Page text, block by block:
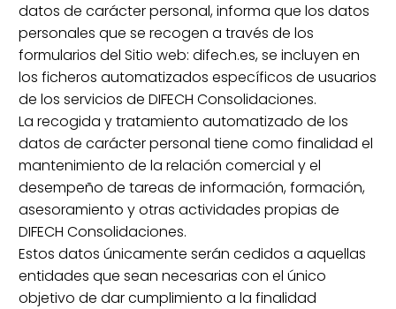
datos de carácter personal, informa que los datos
personales que se recogen a través de los
formularios del Sitio web: difech.es, se incluyen en
los ficheros automatizados específicos de usuarios
de los servicios de DIFECH Consolidaciones.
La recogida y tratamiento automatizado de los
datos de carácter personal tiene como finalidad el
mantenimiento de la relación comercial y el
desempeño de tareas de información, formación,
asesoramiento y otras actividades propias de
DIFECH Consolidaciones.
Estos datos únicamente serán cedidos a aquellas
entidades que sean necesarias con el único
objetivo de dar cumplimiento a la finalidad